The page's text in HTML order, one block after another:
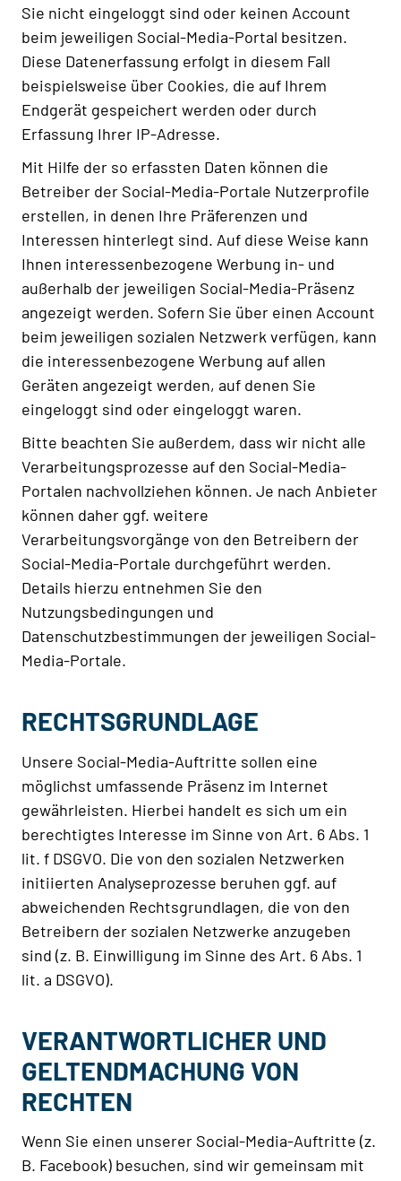
Sie nicht eingeloggt sind oder keinen Account
beim jeweiligen Social-Media-Portal besitzen.
Diese Datenerfassung erfolgt in diesem Fall
beispielsweise über Cookies, die auf Ihrem
Endgerät gespeichert werden oder durch
Erfassung Ihrer IP-Adresse.
Mit Hilfe der so erfassten Daten können die
Betreiber der Social-Media-Portale Nutzerprofile
erstellen, in denen Ihre Präferenzen und
Interessen hinterlegt sind. Auf diese Weise kann
Ihnen interessenbezogene Werbung in- und
außerhalb der jeweiligen Social-Media-Präsenz
angezeigt werden. Sofern Sie über einen Account
beim jeweiligen sozialen Netzwerk verfügen, kann
die interessenbezogene Werbung auf allen
Geräten angezeigt werden, auf denen Sie
eingeloggt sind oder eingeloggt waren.
Bitte beachten Sie außerdem, dass wir nicht alle
Verarbeitungsprozesse auf den Social-Media-
Portalen nachvollziehen können. Je nach Anbieter
können daher ggf. weitere
Verarbeitungsvorgänge von den Betreibern der
Social-Media-Portale durchgeführt werden.
Details hierzu entnehmen Sie den
Nutzungsbedingungen und
Datenschutzbestimmungen der jeweiligen Social-
Media-Portale.
RECHTSGRUNDLAGE
Unsere Social-Media-Auftritte sollen eine
möglichst umfassende Präsenz im Internet
gewährleisten. Hierbei handelt es sich um ein
berechtigtes Interesse im Sinne von Art. 6 Abs. 1
lit. f DSGVO. Die von den sozialen Netzwerken
initiierten Analyseprozesse beruhen ggf. auf
abweichenden Rechtsgrundlagen, die von den
Betreibern der sozialen Netzwerke anzugeben
sind (z. B. Einwilligung im Sinne des Art. 6 Abs. 1
lit. a DSGVO).
VERANTWORTLICHER UND
GELTENDMACHUNG VON
RECHTEN
Wenn Sie einen unserer Social-Media-Auftritte (z.
B. Facebook) besuchen, sind wir gemeinsam mit